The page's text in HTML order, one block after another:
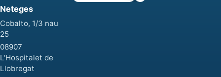
Neteges
Cobalto, 1/3 nau
25
08907
L'Hospitalet de
Llobregat